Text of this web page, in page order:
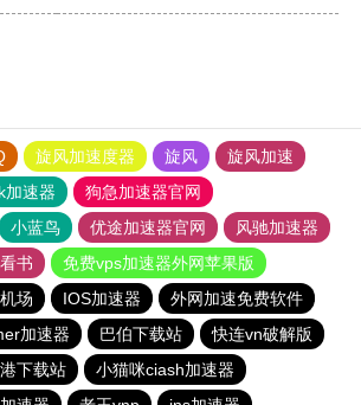
旋风加速度器 旋风
旋风加速
加速器
狗急加速器官网
小蓝鸟 优途加速器官网
风驰加速器
书
免费vps加速器外网苹果版
场 IOS加速器
外网加速免费软件
加速器 巴伯下载站
快连vn破解版
下载站
小猫咪ciash加速器